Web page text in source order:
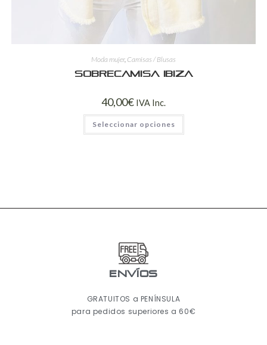
Moda mujer, Camisas / Blusas
Sobrecamisa Ibiza
40,00€ IVA Inc.
Seleccionar opciones
ENVÍOS
GRATUITOS a PENÍNSULA
para pedidos superiores a 60€